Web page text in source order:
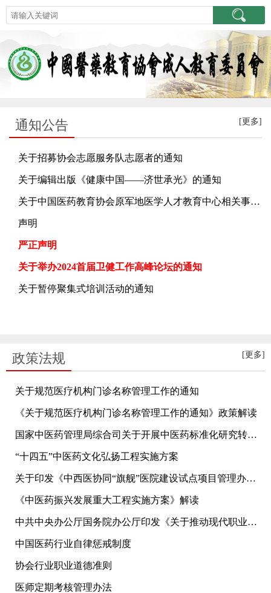
通知公告 [更多]
关于招募协会志愿服务队志愿者的通知
关于编辑出版《健康中国——济世承光》的通知
关于中国医药教育协会原军地医学人才教育中心相关事项的声明
声明
严正声明
关于举办2024首届卫健工作高峰论坛的通知
关于暂停聚集式培训活动的通知
政策法规 [更多]
关于规范医疗机构门诊名称管理工作的通知
《关于规范医疗机构门诊名称管理工作的通知》政策解读
国家中医药管理局综合司关于开展中医药标准化研究转化中心建设的通知
“十四五”中医药文化弘扬工程实施方案
关于印发《中西医协同“旗舰”医院建设试点项目管理办法》的通知
《中医药振兴发展重大工程实施方案》解读
中共中央办公厅国务院办公厅印发《关于推动现代职业教育高质量发展的意见》
中国医药行业自律惩戒制度
协会行业职业道德准则
医师定期考核管理办法